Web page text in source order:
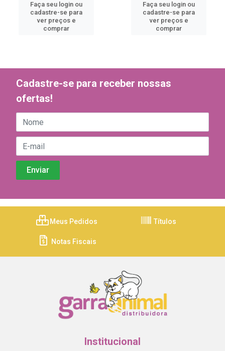
Faça seu login ou
cadastre-se para
ver preços e
comprar
Faça seu login ou
cadastre-se para
ver preços e
comprar
Cadastre-se para receber nossas
ofertas!
Meus Pedidos Títulos
Notas Fiscais
Institucional